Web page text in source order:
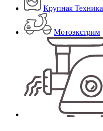
Крупная Техника
Мотоэкстрим